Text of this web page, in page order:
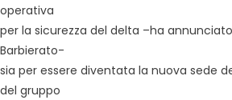
operativa
per la sicurezza del delta –ha
Barbierato-
sia per essere diventata la nuova sede
del gruppo